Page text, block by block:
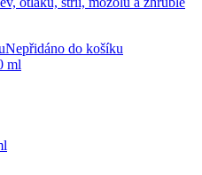
Nepřidáno do košíku